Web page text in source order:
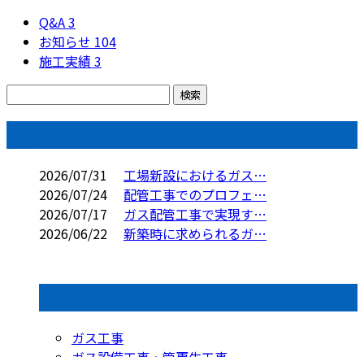
Q&A3
お知らせ 104
施工実績3
2026/07/31
工場新設におけるガス…
2026/07/24
配管工事でのプロフェ…
2026/07/17
ガス配管工事で実現す…
2026/06/22
新築時に求められるガ…
ガス工事